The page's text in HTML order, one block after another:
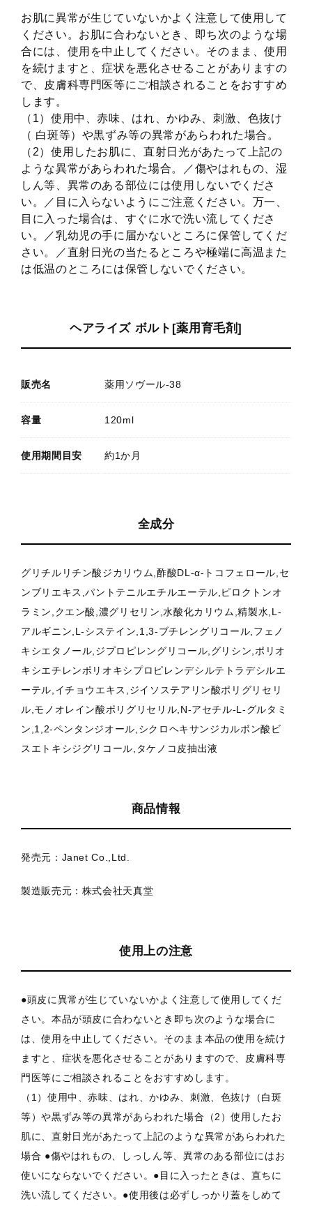
お肌に異常が生じていないかよく注意して使用して
ください。お肌に合わないとき、即ち次のような場
合には、使用を中止してください。そのまま、使用
を続けますと、症状を悪化させることがありますの
で、皮膚科専門医等にご相談されることをおすすめ
します。
（1）使用中、赤味、はれ、かゆみ、刺激、色抜け
（ 白斑等）や黒ずみ等の異常があらわれた場合。
（2）使用したお肌に、直射日光があたって上記の
ような異常があらわれた場合。／傷やはれもの、湿
しん等、異常のある部位には使用しないでくださ
い。／目に入らないようにご注意ください。万一、
目に入った場合は、すぐに水で洗い流してくださ
い。／乳幼児の手に届かないところに保管してくだ
さい。／直射日光の当たるところや極端に高温また
は低温のところには保管しないでください。
ヘアライズ ボルト[薬用育毛剤]
販売名 薬用ソヴール-38
容量 120ml
使用期間目安 約1か月
全成分
グリチルリチン酸ジカリウム,酢酸DL-α-トコフェロール,セ
ンブリエキス,パントテニルエチルエーテル,ピロクトンオ
ラミン,クエン酸,濃グリセリン,水酸化カリウム,精製水,L-
アルギニン,L-システイン,1,3-ブチレングリコール,フェノ
キシエタノール,ジプロピレングリコール,グリシン,ポリオ
キシエチレンポリオキシプロピレンデシルテトラデシルエ
ーテル,イチョウエキス,ジイソステアリン酸ポリグリセリ
ル,モノオレイン酸ポリグリセリル,N-アセチル-L-グルタミ
ン,1,2-ペンタンジオール,シクロヘキサンジカルボン酸ビ
スエトキシジグリコール,タケノコ皮抽出液
商品情報
発売元：Janet Co.,Ltd.
製造販売元：株式会社天真堂
使用上の注意
●頭皮に異常が生じていないかよく注意して使用してくだ
さい。本品が頭皮に合わないとき即ち次のような場合に
は、使用を中止してください。そのまま本品の使用を続け
ますと、症状を悪化させることがありますので、皮膚科専
門医等にご相談されることをおすすめします。
（1）使用中、赤味、はれ、かゆみ、刺激、色抜け（白斑
等）や黒ずみ等の異常があらわれた場合（2）使用したお
肌に、直射日光があたって上記のような異常があらわれた
場合 ●傷やはれもの、しっしん等、異常のある部位にはお
使いにならないでください。●目に入ったときは、直ちに
洗い流してください。●使用後は必ずしっかり蓋をしめて